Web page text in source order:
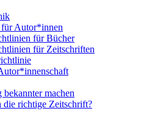
Autor*innen
für Bücher
für Zeitschriften
bekannter machen
die richtige Zeitschrift?